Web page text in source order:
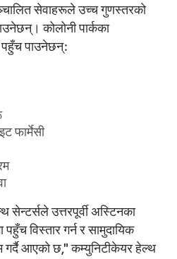
सेवाहरूले उच्च गुणस्तरको
कोलोनी पार्कका
पहुँच पाउनेछन्:
फार्मेसी
सेन्टर्सले उत्तरपूर्वी अस्टिनका
विस्तार गर्न र सामुदायिक
गर्दै आएको छ," कम्युनिटीकेयर हेल्थ